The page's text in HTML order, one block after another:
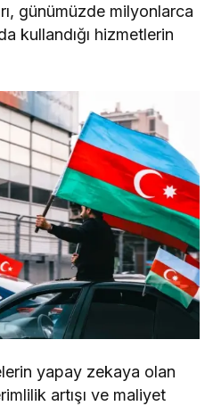
günümüzde milyonlarca
kullandığı hizmetlerin
yapay zekaya olan
artışı ve maliyet